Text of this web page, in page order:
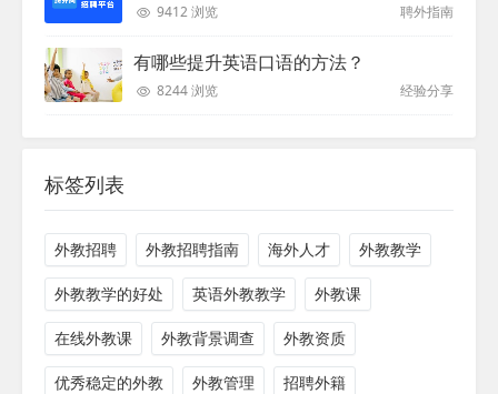
9412 浏览 聘外指南
有哪些提升英语口语的方法？
8244 浏览 经验分享
标签列表
外教招聘 外教招聘指南 海外人才 外教教学
外教教学的好处 英语外教教学 外教课
在线外教课 外教背景调查 外教资质
优秀稳定的外教 外教管理 招聘外籍